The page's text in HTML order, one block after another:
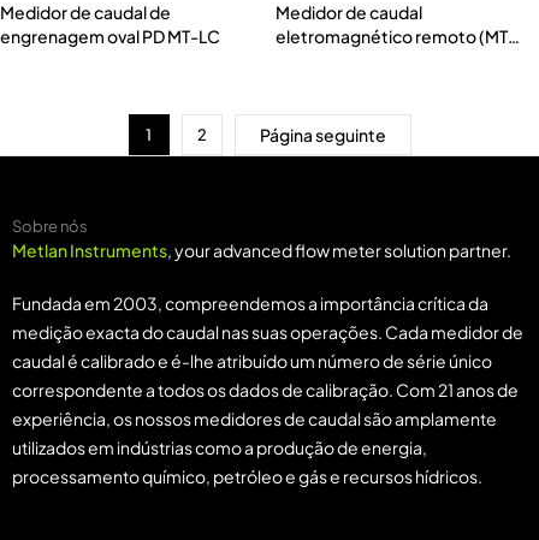
Medidor de caudal de
engrenagem oval PD MT-LC
Medidor de caudal
eletromagnético remoto (MTF-
1 2 Página seguinte
Sobre nós
Metlan Instruments, your advanced flow meter solution partner.
Fundada em 2003, compreendemos a importância crítica da
medição exacta do caudal nas suas operações. Cada medidor de
caudal é calibrado e é-lhe atribuído um número de série único
correspondente a todos os dados de calibração. Com 21 anos de
experiência, os nossos medidores de caudal são amplamente
utilizados em indústrias como a produção de energia,
processamento químico, petróleo e gás e recursos hídricos.